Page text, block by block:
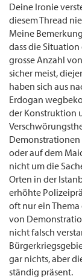
Deine Ironie
diesem Thread
Meine
dass die
grosse Anzahl
sicher meist,
haben sich aus
Erdogan
der Konstruktion
Demonstrationen
oder auf dem
nicht um die
Orten in der
erhöhte
oft nur ein
von
nicht falsch
gar nichts, aber
ständig präsent.